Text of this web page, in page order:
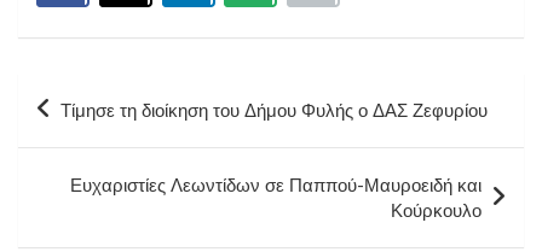
Πλοήγηση
άρθρων
Τίμησε τη διοίκηση του Δήμου Φυλής ο ΔΑΣ Ζεφυρίου
Ευχαριστίες Λεωντίδων σε Παππού-Μαυροειδή και
Κούρκουλο